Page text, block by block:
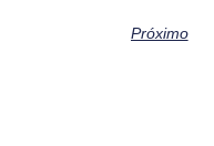
Próximo